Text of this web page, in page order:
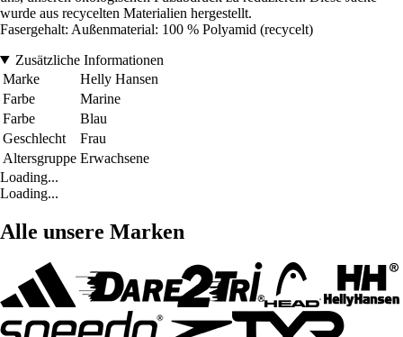
wurde aus recycelten Materialien hergestellt.
Fasergehalt: Außenmaterial: 100 % Polyamid (recycelt)
Zusätzliche Informationen
Marke
Helly Hansen
Farbe
Marine
Farbe
Blau
Geschlecht
Frau
Altersgruppe Erwachsene
Loading...
Loading...
Alle unsere Marken